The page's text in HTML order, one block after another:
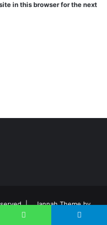
in this browser for the next
| Jannah Theme by